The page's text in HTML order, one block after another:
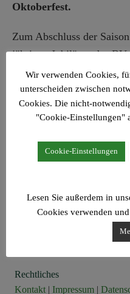
Oktoberfest.
Zum Abschluss der
jährigen Jubiläum des
12207 Berlin -
+49 (0)30
+49 (0)30 833
Rechtliches
Kontakt | Impressum |
Wir verwenden Cookies,
unterscheiden zwischen
Cookies. Die nicht-
"Cookie-Einstellungen"
Cookie-Einstellungen
Lesen Sie außerdem in
Cookies verwenden